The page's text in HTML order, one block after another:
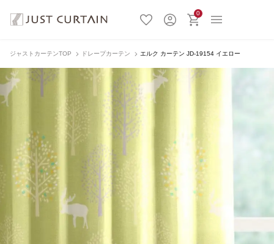
0
ジャストカーテンTOP ドレープカーテン エルク カーテン JD-19154 イエロー